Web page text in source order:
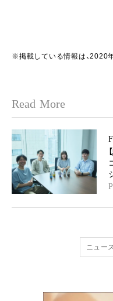
※掲載している情報は、2020
Read More
ニュー